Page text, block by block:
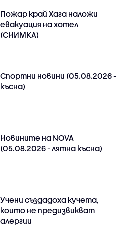
Пожар край Хага наложи
евакуация на хотел
(СНИМКА)
Спортни новини (05.08.2026 -
късна)
Новините на NOVA
(05.08.2026 - лятна късна)
Учени създадоха кучета,
които не предизвикват
алергии